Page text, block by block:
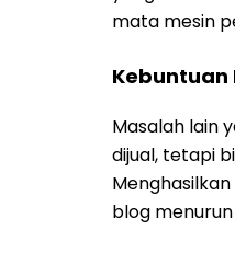
mata mesin
Kebuntuan
Masalah lain
dijual, tetapi
blog